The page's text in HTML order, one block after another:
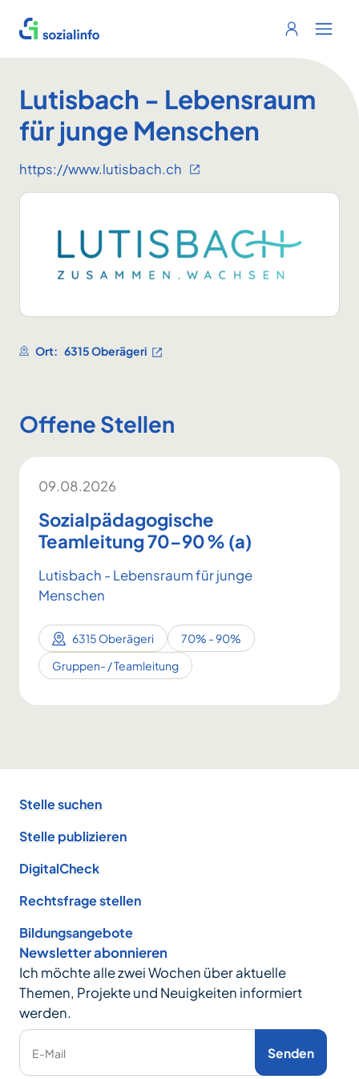
Sozialinfo
Login
Lutisbach - Lebensraum
für junge Menschen
https://www.lutisbach.ch
Ort: 6315 Oberägeri
Offene Stellen
09.08.2026
Sozialpädagogische
Teamleitung 70–90 % (a)
Lutisbach - Lebensraum für junge
Menschen
6315 Oberägeri
70% - 90%
Gruppen- / Teamleitung
Stelle suchen
Stelle publizieren
DigitalCheck
Rechtsfrage stellen
Bildungsangebote
Newsletter abonnieren
Ich möchte alle zwei Wochen über aktuelle
Themen, Projekte und Neuigkeiten informiert
werden.
E-Mail Senden